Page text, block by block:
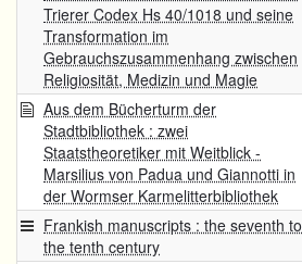
Trierer Codex Hs 40/1018 und seine
Transformation im
Gebrauchszusammenhang zwischen
Religiosität, Medizin und Magie
Aus dem Bücherturm der
Stadtbibliothek : zwei
Staatstheoretiker mit Weitblick -
Marsilius von Padua und Giannotti in
der Wormser Karmelitterbibliothek
Frankish manuscripts : the seventh to
the tenth century